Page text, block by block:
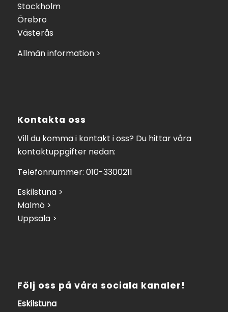
Stockholm
Örebro
Västerås
Allmän information >
Kontakta oss
Vill du komma i kontakt i oss? Du hittar våra
kontaktuppgifter nedan:
Telefonnummer: 010-3300211
Eskilstuna >
Malmö >
Uppsala >
Följ oss på våra sociala kanaler!
Eskilstuna